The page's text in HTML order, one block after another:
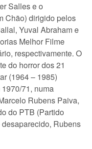
Salles e o
Chão) dirigido pelos
Yuval Abraham e
Melhor Filme
respectivamente. O
do horror dos 21
(1964 – 1985)
71, numa
Rubens Paiva,
do PTB (Partido
Rubens